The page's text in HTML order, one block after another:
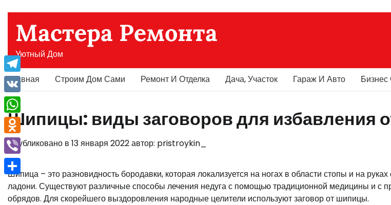
содержимому
Мастера Ремонта
Уютный Дом
Главная Строим Дом Сами Ремонт И Отделка Дача, Участок Гараж И Авто Бизнес
Шипицы: виды заговоров для избавления
Опубликовано в 13 января 2022автор: pristroykin_
Шипица – это разновидность бородавки, которая локализуется на ногах в области стопы и на
ладони. Существуют различные способы лечения недуга с помощью традиционной медицины и с
обрядов. Для скорейшего выздоровления народные целители используют заговор от шипицы.
Telegram
VK
WhatsApp
Odnoklassniki
Viber
Отправить